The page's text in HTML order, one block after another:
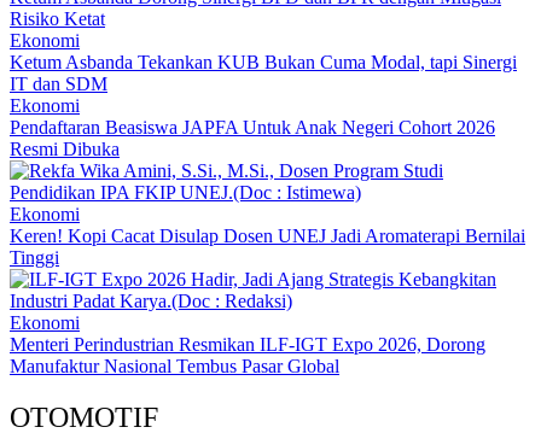
Risiko Ketat
Ekonomi
Ketum Asbanda Tekankan KUB Bukan Cuma Modal, tapi Sinergi
IT dan SDM
Ekonomi
Pendaftaran Beasiswa JAPFA Untuk Anak Negeri Cohort 2026
Resmi Dibuka
Ekonomi
Keren! Kopi Cacat Disulap Dosen UNEJ Jadi Aromaterapi Bernilai
Tinggi
Ekonomi
Menteri Perindustrian Resmikan ILF-IGT Expo 2026, Dorong
Manufaktur Nasional Tembus Pasar Global
OTOMOTIF